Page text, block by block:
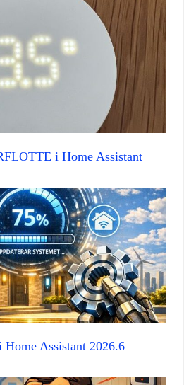
i Home Assistant
Home Assistant 2026.6